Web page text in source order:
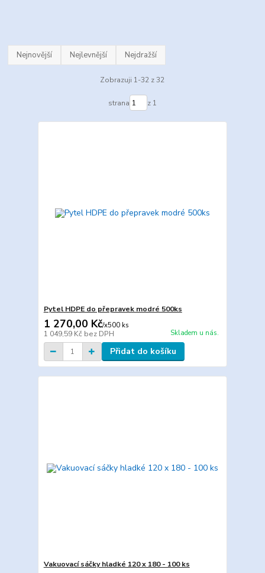
Nejnovější Nejlevnější Nejdražší
Zobrazuji 1-32 z 32
strana z 1
Pytel HDPE do přepravek modré 500ks
1 270,00 Kč/x500 ks
1 049,59 Kč bez DPH Skladem u nás.
Přidat do košíku
Vakuovací sáčky hladké 120 x 180 - 100 ks